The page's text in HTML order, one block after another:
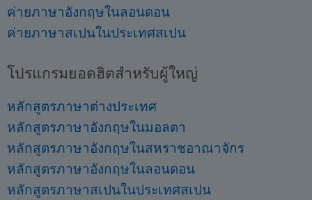
ค่ายภาษาอังกฤษในลอนดอน
ค่ายภาษาสเปนในประเทศสเปน
โปรแกรมยอดฮิตสำหรับผู้ใหญ่
หลักสูตรภาษาต่างประเทศ
หลักสูตรภาษาอังกฤษในมอลตา
หลักสูตรภาษาอังกฤษในสหราชอาณาจักร
หลักสูตรภาษาอังกฤษในลอนดอน
หลักสูตรภาษาสเปนในประเทศสเปน